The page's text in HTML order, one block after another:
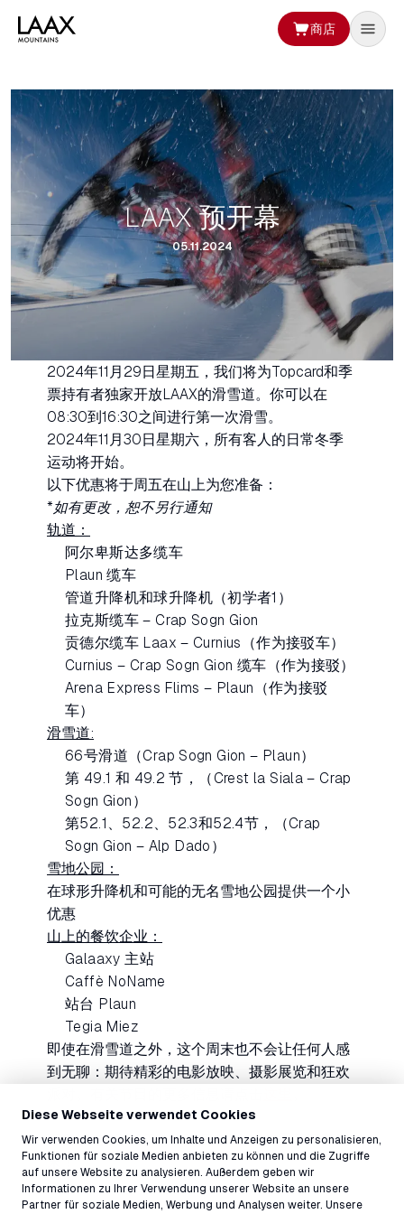
Diese Webseite verwendet Cookies
Wir verwenden Cookies, um Inhalte und Anzeigen zu personalisieren,
Funktionen für soziale Medien anbieten zu können und die Zugriffe
auf unsere Website zu analysieren. Außerdem geben wir
Informationen zu Ihrer Verwendung unserer Website an unsere
Partner für soziale Medien, Werbung und Analysen weiter. Unsere
商店
LAAX 预开幕
05.11.2024
2024年11月29日星期五，我们将为Topcard和季
票持有者独家开放LAAX的滑雪道。你可以在
08:30到16:30之间进行第一次滑雪。
2024年11月30日星期六，所有客人的日常冬季
运动将开始。
以下优惠将于周五在山上为您准备：
*如有更改，恕不另行通知
轨道：
阿尔卑斯达多缆车
Plaun 缆车
管道升降机和球升降机（初学者1）
拉克斯缆车 – Crap Sogn Gion
贡德尔缆车 Laax – Curnius（作为接驳车）
Curnius – Crap Sogn Gion 缆车（作为接驳）
Arena Express Flims – Plaun（作为接驳
车）
滑雪道:
66号滑道（Crap Sogn Gion – Plaun）
第 49.1 和 49.2 节，（Crest la Siala – Crap
Sogn Gion）
第52.1、52.2、52.3和52.4节，（Crap
Sogn Gion – Alp Dado）
雪地公园：
在球形升降机和可能的无名雪地公园提供一个小
优惠
山上的餐饮企业：
Galaaxy 主站
Caffè NoName
站台 Plaun
Tegia Miez
即使在滑雪道之外，这个周末也不会让任何人感
到无聊：期待精彩的电影放映、摄影展览和狂欢
不要错过2024年11月30日在LAAX的季节开幕周
末！